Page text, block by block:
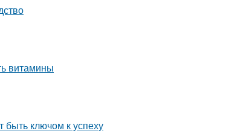
витамины
ключом к успеху